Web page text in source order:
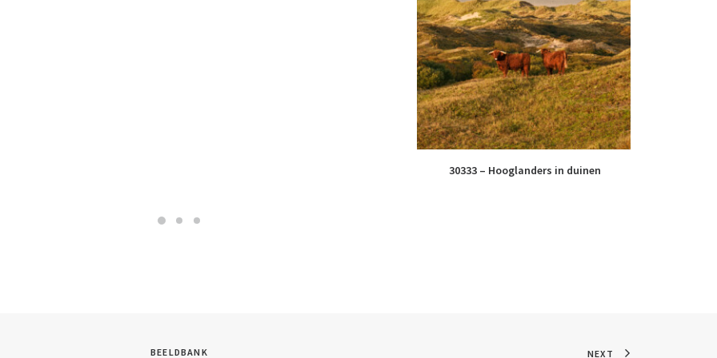
30333 – Hooglanders in duinen
BEELDBANK NEXT